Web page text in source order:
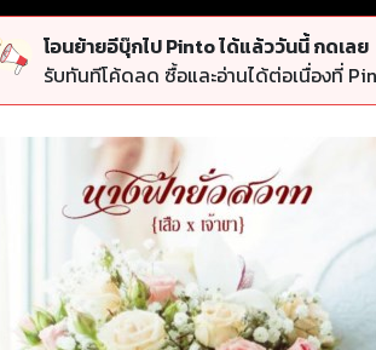
โอนย้ายอีบุ๊กไป Pinto ได้แล้ววันนี้ กดเลย
รับทันทีโค้ดลด ซื้อและอ่านได้ต่อเนื่องที่